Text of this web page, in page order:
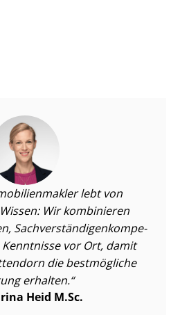
lebt von
Wir kombinieren
Sach­ver­stän­di­gen­kom­pe­
vor Ort, damit
die bestmögliche
erhalten.
Heid M.Sc.